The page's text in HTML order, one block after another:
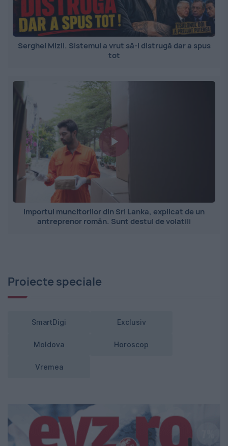
Serghei Mizil. Sistemul a vrut să-l distrugă dar a spus
tot
Importul muncitorilor din Sri Lanka, explicat de un
antreprenor român. Sunt destul de volatili
Proiecte speciale
SmartDigi Exclusiv
Moldova Horoscop
Vremea